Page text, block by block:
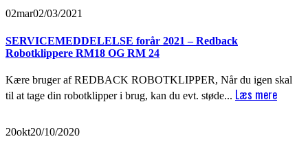
02mar02/03/2021
SERVICEMEDDELELSE forår 2021 – Redback
Robotklippere RM18 OG RM 24
Kære bruger af REDBACK ROBOTKLIPPER, Når du igen skal
til at tage din robotklipper i brug, kan du evt. støde... Læs mere
20okt20/10/2020